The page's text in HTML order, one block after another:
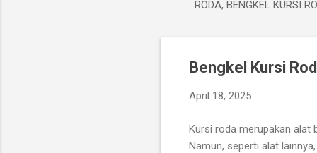
RODA, BENGKEL KURSI
Bengkel Kursi
April 18, 2025
Kursi roda merupakan alat
Namun, seperti alat